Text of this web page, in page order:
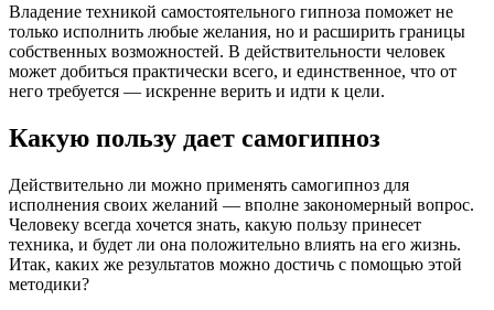
Владение техникой самостоятельного гипноза поможет не
только исполнить любые желания, но и расширить границы
собственных возможностей. В действительности человек
может добиться практически всего, и единственное, что от
него требуется — искренне верить и идти к цели.
Какую пользу дает самогипноз
Действительно ли можно применять самогипноз для
исполнения своих желаний — вполне закономерный вопрос.
Человеку всегда хочется знать, какую пользу принесет
техника, и будет ли она положительно влиять на его жизнь.
Итак, каких же результатов можно достичь с помощью этой
методики?